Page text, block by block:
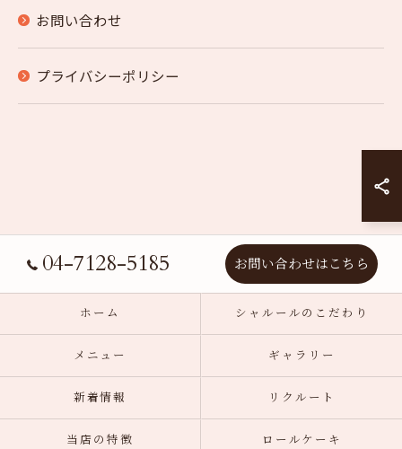
お問い合わせ
プライバシーポリシー
04-7128-5185 お問い合わせはこちら
ホーム シャルールのこだわり
メニュー ギャラリー
新着情報 リクルート
当店の特徴 ロールケーキ